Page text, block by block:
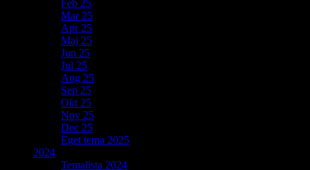
Feb 25
Mar 25
Apr 25
Maj 25
Jun 25
Jul 25
Aug 25
Sep 25
Okt 25
Nov 25
Dec 25
Eget tema 2025
2024
Temalista 2024